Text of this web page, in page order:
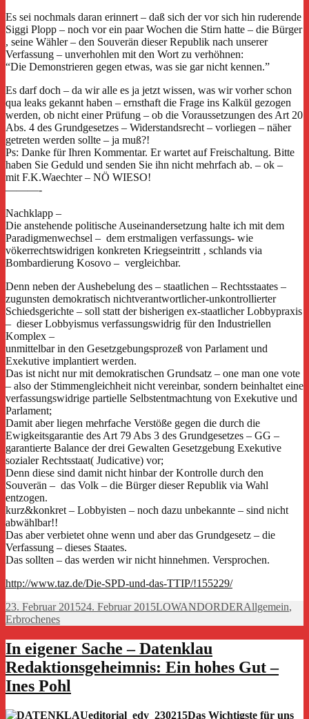
Es sei nochmals daran erinnert – daß sich der vor sich hin ruderende
Siggi Plopp – noch vor ein paar Wochen die Stirn hatte – die Bürger
, seine Wähler – den Souverän dieser Republik nach unserer
Verfassung – unverhohlen mit den Wort zu verhöhnen:
“Die Demonstrieren gegen etwas, was sie gar nicht kennen.”
Es darf doch – da wir alle es ja jetzt wissen, was wir vorher schon
qua leaks gekannt haben – ernsthaft die Frage ins Kalkül gezogen
werden, ob nicht einer Prüfung – ob die Voraussetzungen des Art 20
Abs. 4 des Grundgesetzes – Widerstandsrecht – vorliegen – näher
getreten werden sollte – ja muß?!
Ps: Danke für Ihren Kommentar. Er wartet auf Freischaltung. Bitte
haben Sie Geduld und senden Sie ihn nicht mehrfach ab. – ok –
mit F.K.Waechter – NÖ WIESO!
———-
Nachklapp –
Die anstehende politische Auseinandersetzung halte ich mit dem
Paradigmenwechsel – dem erstmaligen verfassungs- wie
vökerrechtswidrigen konkreten Kriegseintritt ‚ schlands via
Bombardierung Kosovo – vergleichbar.
Denn neben der Aushebelung des – staatlichen – Rechtsstaates –
zugunsten demokratisch nichtverantwortlicher-unkontrollierter
Schiedsgerichte – soll statt der bisherigen ex-staatlicher Lobbypraxis
– dieser Lobbyismus verfassungswidrig für den Industriellen
Komplex –
unmittelbar in den Gesetzgebungsprozeß von Parlament und
Exekutive implantiert werden.
Das ist nicht nur mit demokratischen Grundsatz – one man one vote
– also der Stimmengleichheit nicht vereinbar, sondern beinhaltet eine
verfassungswidrige partielle Selbstentmachtung von Exekutive und
Parlament;
Damit aber liegen mehrfache Verstöße gegen die durch die
Ewigkeitsgarantie des Art 79 Abs 3 des Grundgesetzes – GG –
garantierte Balance der drei Gewalten Gesetzgebung Exekutive
sozialer Rechtsstaat( Judicative) vor;
Denn diese sind damit nicht hinbar der Kontrolle durch den
Souverän – das Volk – die Bürger dieser Republik via Wahl
entzogen.
kurz&konkret – Lobbyisten – noch dazu unbekannte – sind nicht
abwählbar!!
Das aber verbietet ohne wenn und aber das Grundgesetz – die
Verfassung – dieses Staates.
Das sollten – das werden wir nicht hinnehmen. Versprochen.
http://www.taz.de/Die-SPD-und-das-TTIP/!155229/
Veröffentlicht
am
23. Februar 201524. Februar 2015Autor
LOWANDORDER Kategorien
Allgemein,
Erbrochenes
In eigener Sache – Datenklau
Redaktionsgeheimnis: Ein hohes Gut –
Ines Pohl
Das Wichtigste für uns